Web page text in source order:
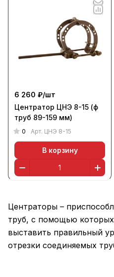
6 260 ₽/шт
Центратор ЦНЭ 8-15 (ф
труб 89-159 мм)
0 Арт. ЦНЭ 8-15
В корзину
Центраторы –
труб, с помощью
выставить правильный
отрезки соединяемых